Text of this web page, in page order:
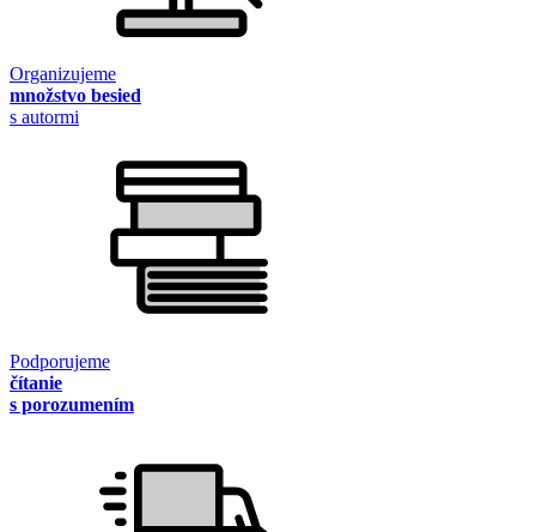
Organizujeme
množstvo besied
s autormi
Podporujeme
čítanie
s porozumením